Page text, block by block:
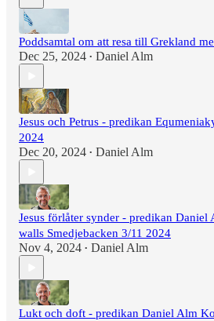
Poddsamtal om att resa till Grekland
Dec 25, 2024 • Daniel Alm
Jesus och Petrus - predikan
2024
Dec 20, 2024 • Daniel Alm
Jesus förlåter synder - predikan
walls Smedjebacken 3/11 2024
Nov 4, 2024 • Daniel Alm
Lukt och doft - predikan Daniel Alm